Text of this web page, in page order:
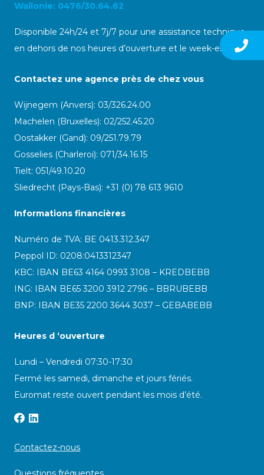
Wallonie: 0476/30.64.62
Disponible 24h/24 et 7j/7 pour une assistance technique
en dehors de nos heures d’ouverture et le week-end
Contactez une agence près de chez vous
Wijnegem (Anvers): 03/326.24.00
Machelen (Bruxelles): 02/252.45.20
Oostakker (Gand): 09/251.79.79
Gosselies (Charleroi): 071/34.16.15
Tielt: 051/49.10.20
Sliedrecht (Pays-Bas): +31 (0) 78 613 9610
Informations financières
Numéro de TVA: BE 0413.312.347
Peppol ID: 0208:0413312347
KBC: IBAN BE63 4164 0993 3108 – KREDBEBB
ING: IBAN BE65 3200 3912 2796 – BBRUBEBB
BNP: IBAN BE35 2200 3644 3037 – GEBABEBB
Heures d ‘ouverture
Lundi – Vendredi 07:30-17:30
Fermé les samedi, dimanche et jours fériés.
Euromat reste ouvert pendant les mois d’été.
Contactez-nous